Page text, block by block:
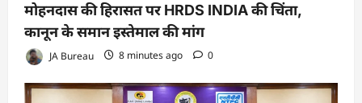
मोहनदास की हिरासत पर HRDS INDIA की चिंता,
कानून के समान इस्तेमाल की मांग
JA Bureau 8 minutes ago 0